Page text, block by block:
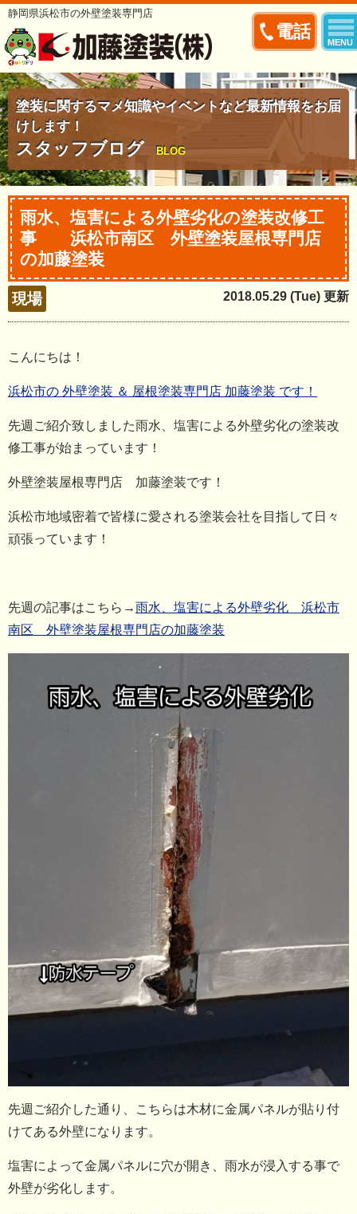
電話
MENU
静岡県浜松市の外壁塗装専門店
塗装に関するマメ知識やイベントなど最新情報をお届
けします！
スタッフブログ BLOG
雨水、塩害による外壁劣化の塗装改修工
事 浜松市南区 外壁塗装屋根専門店
の加藤塗装
現場 2018.05.29 (Tue) 更新
こんにちは！
浜松市の 外壁塗装 ＆ 屋根塗装専門店 加藤塗装 です！
先週ご紹介致しました雨水、塩害による外壁劣化の塗装改
修工事が始まっています！
外壁塗装屋根専門店 加藤塗装です！
浜松市地域密着で皆様に愛される塗装会社を目指して日々
頑張っています！
先週の記事はこちら→雨水、塩害による外壁劣化 浜松市
南区 外壁塗装屋根専門店の加藤塗装
先週ご紹介した通り、こちらは木材に金属パネルが貼り付
けてある外壁になります。
塩害によって金属パネルに穴が開き、雨水が浸入する事で
外壁が劣化します。